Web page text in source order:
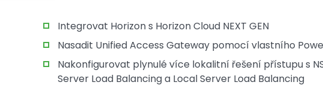
Integrovat Horizon s Horizon Cloud NEXT GEN
Nasadit Unified Access Gateway pomocí vlastního
Nakonfigurovat plynulé více lokalitní řešení přístupu s
Server Load Balancing a Local Server Load Balancing